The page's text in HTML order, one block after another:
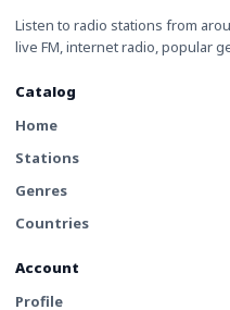
Listen to radio stations from
live FM, internet radio, popular
Catalog
Home
Stations
Genres
Countries
Account
Profile